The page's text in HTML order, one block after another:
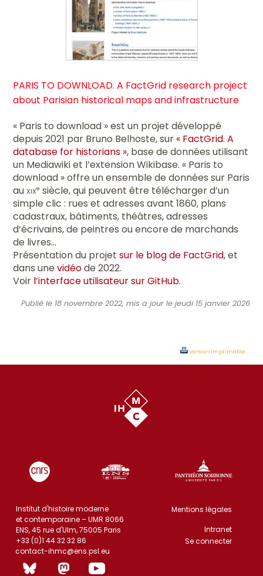
PARIS TO DOWNLOAD. A FactGrid research project
about Parisian historical maps and infrastructure
« Paris to download » est un projet développé
depuis 2021 par Bruno Belhoste, sur « FactGrid. A
database for historians », base de données utilisant
un Mediawiki et l’extension Wikibase. « Paris to
download » offre un ensemble de données sur Paris
auxixe siècle, qui peuvent être télécharger d’un
simple clic : rues et adresses avant 1860, plans
cadastraux, bâtiments, théâtres, adresses
d’écrivains, de peintres ou encore de marchands
de livres…
Présentation du projetsur le blog de FactGrid, et
dans unevidéode 2022.
Voir l’interface utilisateur sur GitHub.
Publié le 18 novembre 2022, mis a jour le jeudi 15 janvier 2026
Version imprimable
Institut d'histoire moderne
et contemporaine – UMR 8066
ENS, 45 rue d'Ulm, 75005 Paris
+33 (0)1 44 32 32 86
contact-ihmc@ens.psl.eu
Mentions légales
Intranet
Se connecter